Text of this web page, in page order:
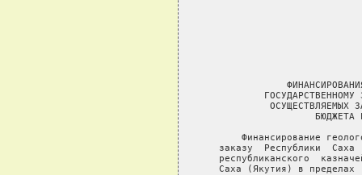
ГОСУДАРСТВЕННОМУ
ОСУЩЕСТВЛЯЕМЫХ
БЮДЖЕТА
Финансирование
заказу  Республики  Саха
республиканского
Саха (Якутия) в пределах